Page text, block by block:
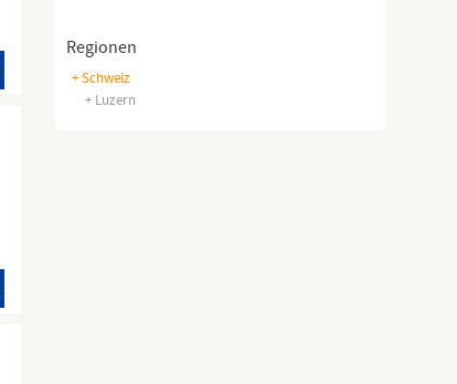
Regionen
+ Schweiz
+ Luzern